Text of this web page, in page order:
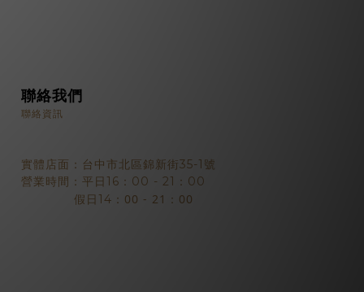
聯絡我們
聯絡資訊
實體店面：台中市北區錦新街35-1號
營業時間：平日16：00 - 21：00
假日14 ：00 - 21：00